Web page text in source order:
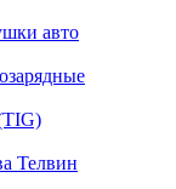
авто
Телвин